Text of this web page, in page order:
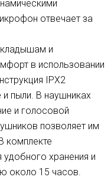
отвечает за
и
в использовании
IPX2
и пыли. В наушниках
и голосовой
позволяет им
комплекте
хранения и
около 15 часов.